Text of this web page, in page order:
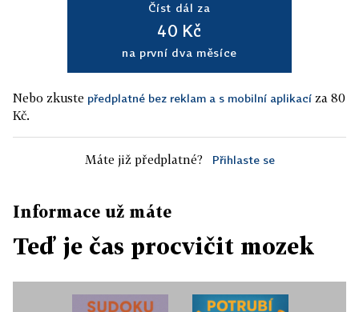
Číst dál za
40 Kč
na první dva měsíce
Nebo zkuste předplatné bez reklam a s mobilní aplikací za 80
Kč.
Máte již předplatné? Přihlaste se
Informace už máte
Teď je čas procvičit mozek